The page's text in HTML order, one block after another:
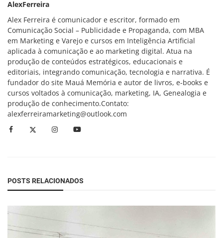
AlexFerreira
Alex Ferreira é comunicador e escritor, formado em
Comunicação Social – Publicidade e Propaganda, com MBA
em Marketing e Varejo e cursos em Inteligência Artificial
aplicada à comunicação e ao marketing digital. Atua na
produção de conteúdos estratégicos, educacionais e
editoriais, integrando comunicação, tecnologia e narrativa. É
fundador do site Mauá Memória e autor de livros, e-books e
cursos voltados à comunicação, marketing, IA, Genealogia e
produção de conhecimento.Contato:
alexferreiramarketing@outlook.com
POSTS RELACIONADOS